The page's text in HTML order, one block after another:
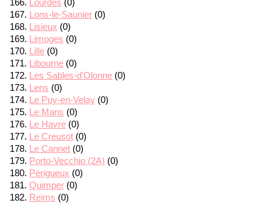
Lons-le-Saunier (0)
Lisieux (0)
Limoges (0)
Lille (0)
Libourne (0)
Les Sables-d'Olonne (0)
Lens (0)
Le Puy-en-Velay (0)
Le Mans (0)
Le Havre (0)
Le Creusot (0)
Le Cannet (0)
Porto-Vecchio (2A) (0)
Périgueux (0)
Quimper (0)
Reims (0)